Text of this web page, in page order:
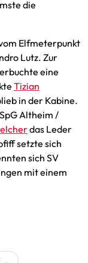
die
Elfmeterpunkt
Lutz. Zur
eine
Tizian
in der Kabine.
Altheim /
das Leder
setzte sich
sich SV
mit einem